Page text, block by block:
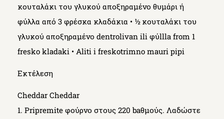
κουταλάκι του γλυκού αποξηραμένο θυμάρι ή
φύλλα από 3 φρέσκα κλαδάκια • ½ κουταλάκι του
γλυκού αποξηραμένο dentrolivan ili φύllla from 1
fresko ​​kladaki • Aliti i freskotrimno mauri pipi
Εκτέλεση
Cheddar Cheddar
1. Pripremite φούρνο στους 220 baθμούς. Λαδώστε